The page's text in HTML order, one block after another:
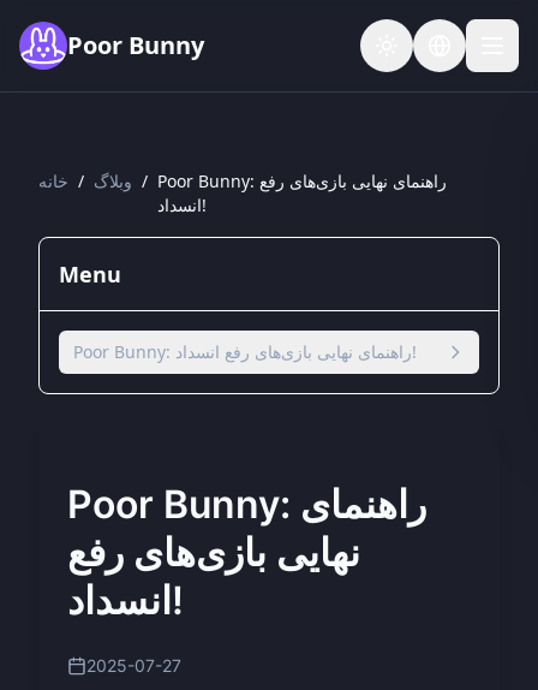
Poor Bunny
خانه / وبلاگ / Poor Bunny: راهنمای نهایی بازی‌های رفع
انسداد!
Menu
Poor Bunny: راهنمای نهایی بازی‌های رفع انسداد!
Poor Bunny: راهنمای
نهایی بازی‌های رفع
انسداد!
2025-07-27